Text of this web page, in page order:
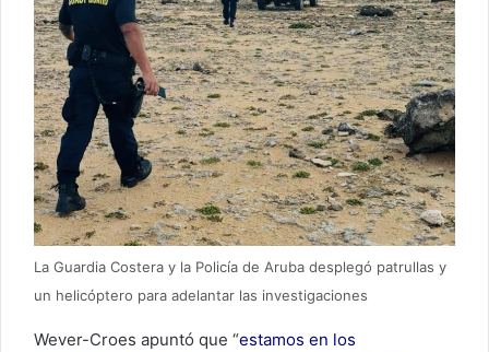
La Guardia Costera y la Policía de Aruba desplegó patrullas y
un helicóptero para adelantar las investigaciones
Wever-Croes apuntó que “estamos en los